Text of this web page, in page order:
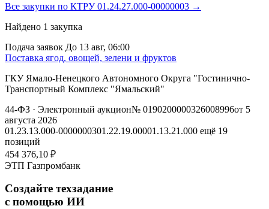
Все закупки по КТРУ 01.24.27.000-00000003 →
Найдено 1 закупка
Подача заявок До 13 авг, 06:00
Поставка ягод, овощей, зелени и фруктов
ГКУ Ямало-Ненецкого Автономного Округа "Гостинично-
Транспортный Комплекс "Ямальский"
44-ФЗ · Электронный аукцион№ 0190200000326008996от 5
августа 2026
01.23.13.000-0000000301.22.19.00001.13.21.000 ещё 19
позиций
454 376,10 ₽
ЭТП Газпромбанк
Создайте техзадание
с помощью ИИ